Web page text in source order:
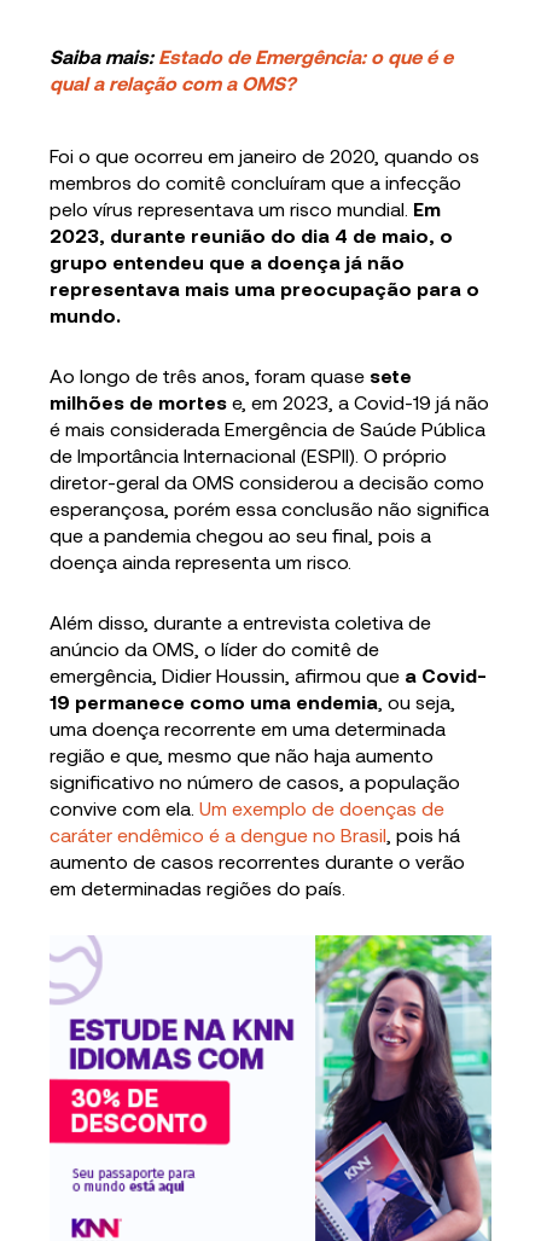
Saiba mais: Estado de Emergência: o que é e
qual a relação com a OMS?
Foi o que ocorreu em janeiro de 2020, quando os
membros do comitê concluíram que a infecção
pelo vírus representava um risco mundial. Em
2023, durante reunião do dia 4 de maio, o
grupo entendeu que a doença já não
representava mais uma preocupação para o
mundo.
Ao longo de três anos, foram quase sete
milhões de mortes e, em 2023, a Covid-19 já não
é mais considerada Emergência de Saúde Pública
de Importância Internacional (ESPII). O próprio
diretor-geral da OMS considerou a decisão como
esperançosa, porém essa conclusão não significa
que a pandemia chegou ao seu final, pois a
doença ainda representa um risco.
Além disso, durante a entrevista coletiva de
anúncio da OMS, o líder do comitê de
emergência, Didier Houssin, afirmou que a Covid-
19 permanece como uma endemia , ou seja,
uma doença recorrente em uma determinada
região e que, mesmo que não haja aumento
significativo no número de casos, a população
convive com ela.Um exemplo de doenças de
caráter endêmico é a dengue no Brasil , pois há
aumento de casos recorrentes durante o verão
em determinadas regiões do país.